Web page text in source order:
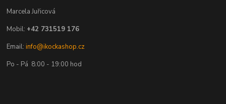
Marcela Juřicová
Mobil: +42 731519 176
Email:info@ikockashop.cz
Po - Pá 8:00 - 19:00 hod